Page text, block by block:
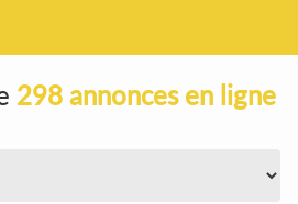
298 annonces en ligne